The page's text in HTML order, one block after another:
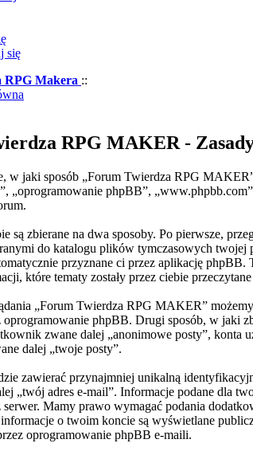
się
RPG Makera ::
RPG MAKER -
w jaki sposób „Forum Twierdza RPG
„oprogramowanie phpBB”,
są zbierane na dwa sposoby. Po pierwsze,
do katalogu plików tymczasowych twojej
przyznane ci przez aplikację
które tematy zostały przez ciebie
„Forum Twierdza RPG MAKER”
oprogramowanie phpBB. Drugi sposób, w jaki
zwane dalej „anonimowe posty”, konta
dalej „twoje posty”.
zawierać przynajmniej unikalną
„twój adres e-mail”. Informacje podane dla
serwer. Mamy prawo wymagać podania
o twoim koncie są wyświetlane
oprogramowanie phpBB e-maili.